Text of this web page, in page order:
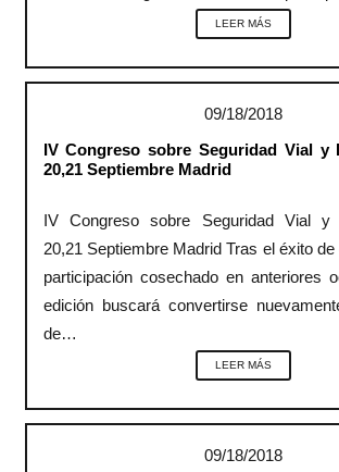
LEER MÁS
09/18/2018
IV Congreso sobre Seguridad Vial y
20,21 Septiembre Madrid
IV Congreso sobre Seguridad Vial y
20,21 Septiembre Madrid Tras el éxito
participación cosechado en anteriores
edición buscará convertirse
de…
LEER MÁS
09/18/2018